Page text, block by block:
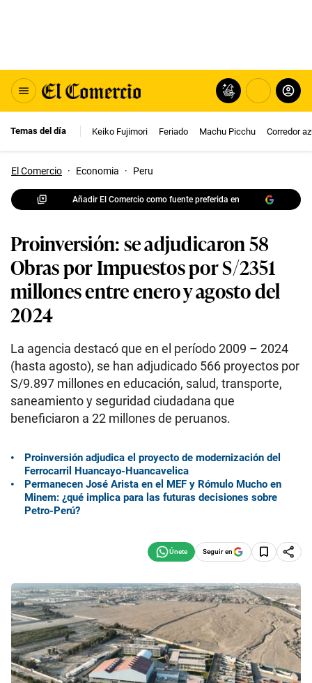
Temas del día Keiko Fujimori Feriado Machu Picchu Corredor
El Comercio · Economia · Peru
Añadir El Comercio como fuente preferida en
Proinversión: se adjudicaron 58
Obras por Impuestos por S/2351
millones entre enero y agosto del
2024
La agencia destacó que en el período 2009 – 2024
(hasta agosto), se han adjudicado 566 proyectos por
S/9.897 millones en educación, salud, transporte,
saneamiento y seguridad ciudadana que
beneficiaron a 22 millones de peruanos.
Proinversión adjudica el proyecto de modernización del
Ferrocarril Huancayo-Huancavelica
Permanecen José Arista en el MEF y Rómulo Mucho en
Minem: ¿qué implica para las futuras decisiones sobre
Petro-Perú?
Seguir en